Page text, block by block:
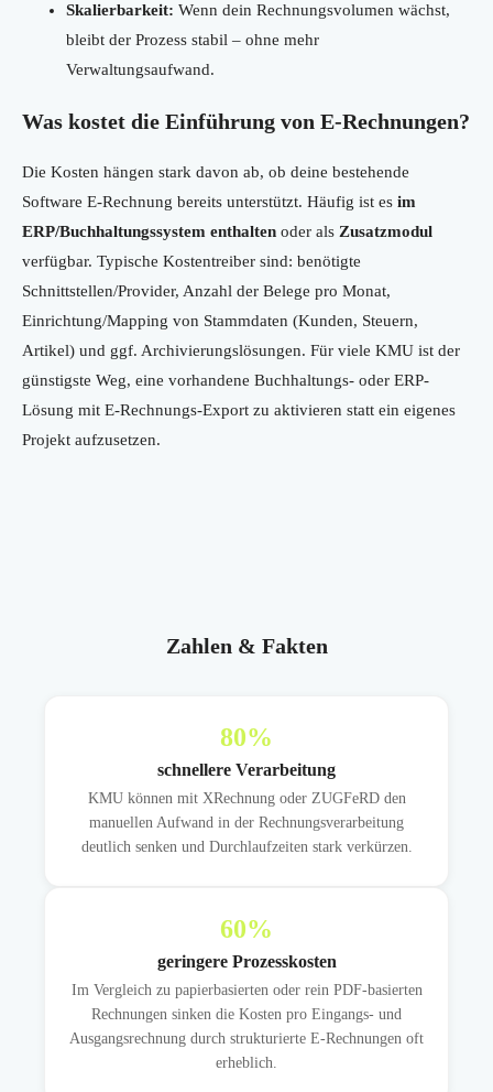
Skalierbarkeit: Wenn dein Rechnungsvolumen wächst,
bleibt der Prozess stabil – ohne mehr
Verwaltungsaufwand.
Was kostet die Einführung von E‑Rechnungen?
Die Kosten hängen stark davon ab, ob deine bestehende
Software E‑Rechnung bereits unterstützt. Häufig ist es im
ERP/Buchhaltungssystem enthalten oder als Zusatzmodul
verfügbar. Typische Kostentreiber sind: benötigte
Schnittstellen/Provider, Anzahl der Belege pro Monat,
Einrichtung/Mapping von Stammdaten (Kunden, Steuern,
Artikel) und ggf. Archivierungslösungen. Für viele KMU ist der
günstigste Weg, eine vorhandene Buchhaltungs- oder ERP-
Lösung mit E‑Rechnungs-Export zu aktivieren statt ein eigenes
Projekt aufzusetzen.
Zahlen & Fakten
80%
schnellere Verarbeitung
KMU können mit XRechnung oder ZUGFeRD den
manuellen Aufwand in der Rechnungsverarbeitung
deutlich senken und Durchlaufzeiten stark verkürzen.
60%
geringere Prozesskosten
Im Vergleich zu papierbasierten oder rein PDF-basierten
Rechnungen sinken die Kosten pro Eingangs- und
Ausgangsrechnung durch strukturierte E-Rechnungen oft
erheblich.